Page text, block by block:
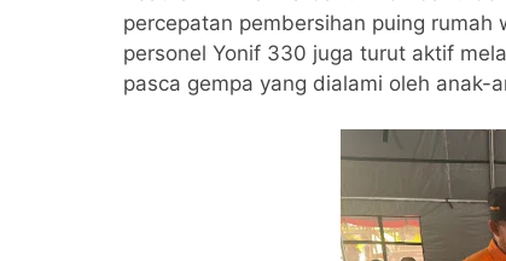
percepatan pembersihan puing rumah
personel Yonif 330 juga turut aktif
pasca gempa yang dialami oleh anak-